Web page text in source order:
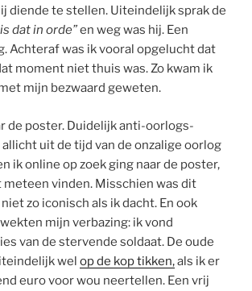
diende te stellen. Uiteindelijk sprak de
dat in orde”en weg was hij. Een
Achteraf was ik vooral opgelucht dat
moment niet thuis was. Zo kwam ik
mijn bezwaard geweten.
de poster. Duidelijk anti-oorlogs-
allicht uit de tijd van de onzalige oorlog
ik online op zoek ging naar de poster,
meteen vinden. Misschien was dit
zo iconisch als ik dacht. En ook
mijn verbazing: ik vond
van de stervende soldaat. De oude
wel op de kop tikken,als ik er
euro voor wou neertellen. Een vrij